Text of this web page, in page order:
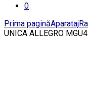
0
Prima paginăAparataj
UNICA ALLEGRO